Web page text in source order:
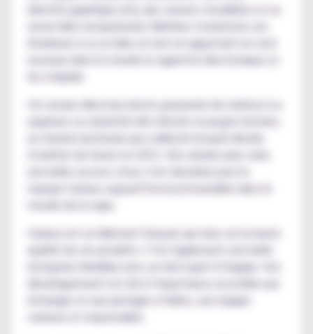
identité graphique arty, des saveurs travaillées et un
fondateur à su se faire un nom en apportant un vent
nouveau dans le monde la cigarette électronique et
Cet ancien directeur photo passionné de cinéma à su
exprimer sa créativité afin d'écrire sa propre histoire,
marque Curieux, aujourd’hui incontournable dans le
monde de la vape.
Curieux est un fabricant français qui mise sur la haute
qualité de ses produits. C’est également une belle
entreprise familiale avec un réel esprit d’équipe. Son
développement est dû à l’importance accordée aux
échanges et aux partages d’idées, une équipe